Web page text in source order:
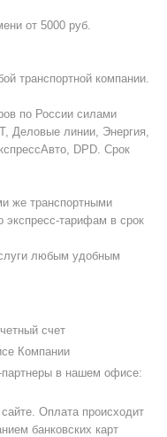
от 5000 руб.
транспортной компании.
по России силами
Деловые линии, Энергия,
DPD. Срок
же транспортными
экспресс-тарифам в срок
любым удобным
счет
Компании
партнеры в нашем офисе:
Оплата происходит
банковских карт